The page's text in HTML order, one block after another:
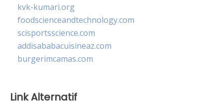
kvk-kumari.org
foodscienceandtechnology.com
scisportsscience.com
addisababacuisineaz.com
burgerimcamas.com
Link Alternatif